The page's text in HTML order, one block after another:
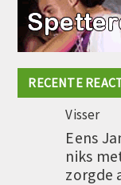
RECENTE
Visser
Eens
niks
zorgde